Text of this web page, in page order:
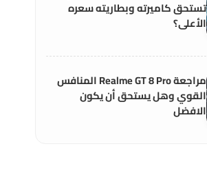
تستحق كاميرته وبطاريته سعره
الأعلى؟
مراجعة Realme GT 8 Pro المنافس
القوي وهل يستحق أن يكون
الافضل